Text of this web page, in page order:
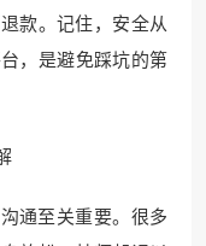
款。记住，安全从
，是避免踩坑的第
通至关重要。很多